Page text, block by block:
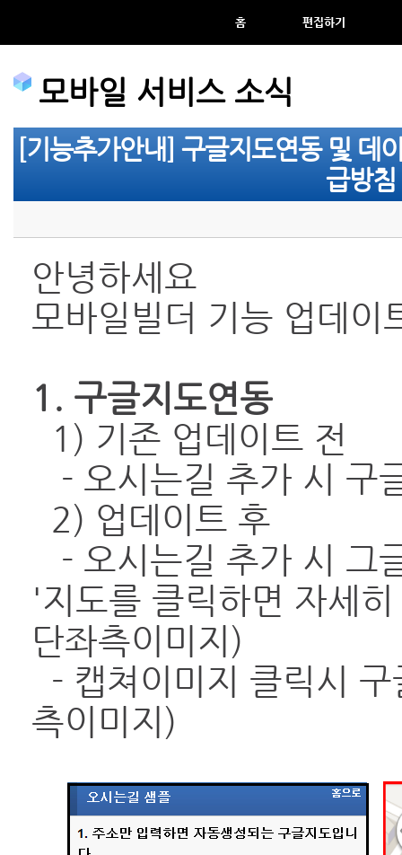
홈 편집하기
모바일 서비스 소식
[기능추가안내] 구글지도연동 및 데
급방
안녕하세요
모바일빌더 기능 업데이
1. 구글지도연동
1) 기존 업데이트 전
- 오시는길 추가 시 구
2) 업데이트 후
- 오시는길 추가 시 그
'지도를 클릭하면 자세
단좌측이미지)
- 캡쳐이미지 클릭시
측이미지)